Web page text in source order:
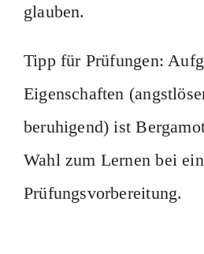
glauben.
Tipp für Prüfungen:
Eigenschaften
beruhigend) ist
Wahl zum Lernen bei
Prüfungsvorbereitung.